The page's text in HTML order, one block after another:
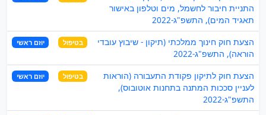
התניית חיבור לחשמל, מים וטלפון באישור
תאגיד המים), התשפ"ג-2022
הצעת חוק חינוך ממלכתי (תיקון - שיבוץ עובדי
הוראה), התשפ"ג-2022
בטיפול יוזם ראשי
הצעת חוק לתיקון פקודת התעבורה (הוראות
לעניין סככות המתנה בתחנות אוטובוס),
התשפ"ג-2022
בטיפול יוזם ראשי